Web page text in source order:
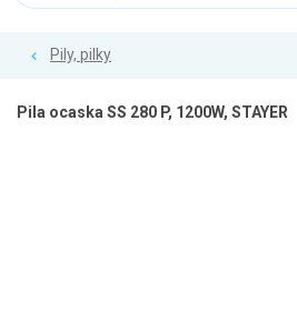
Pily, pilky
Pila ocaska SS 280 P, 1200W, STAYER